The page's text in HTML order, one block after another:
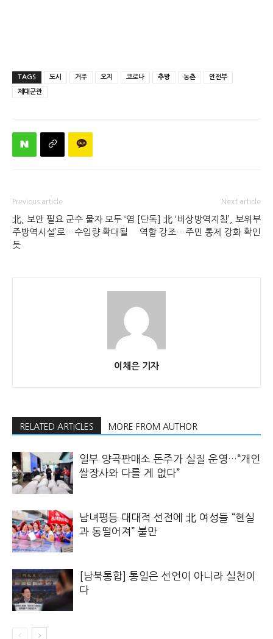
TAGS 도시 거주 오지 코로나 추방 농촌 안전부
제대군관
Previous article
北, 보안 필요 군수 물자 모두 ‘염
주방역시설’로…수입량 확대될
듯
Next article
[단독] 北 ‘비상방역지침’, 보위부
역할 강조…주민 통제 강화 확인
이채은 기자
RELATED ARTICLES MORE FROM AUTHOR
일부 양곡판매소 돈주가 실질 운영…“개인
쌀장사와 다를 게 없다”
남녀평등 대대적 선전에 北 여성들 “현실
과 동떨어져” 불만
[남북통합] 통일은 선언이 아니라 실천이
다